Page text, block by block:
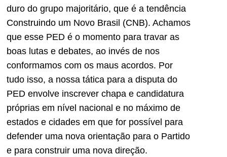
duro do grupo majoritário, que é a tendência
Construindo um Novo Brasil (CNB). Achamos
que esse PED é o momento para travar as
boas lutas e debates, ao invés de nos
conformamos com os maus acordos. Por
tudo isso, a nossa tática para a disputa do
PED envolve inscrever chapa e candidatura
próprias em nível nacional e no máximo de
estados e cidades em que for possível para
defender uma nova orientação para o Partido
e para construir uma nova direção.